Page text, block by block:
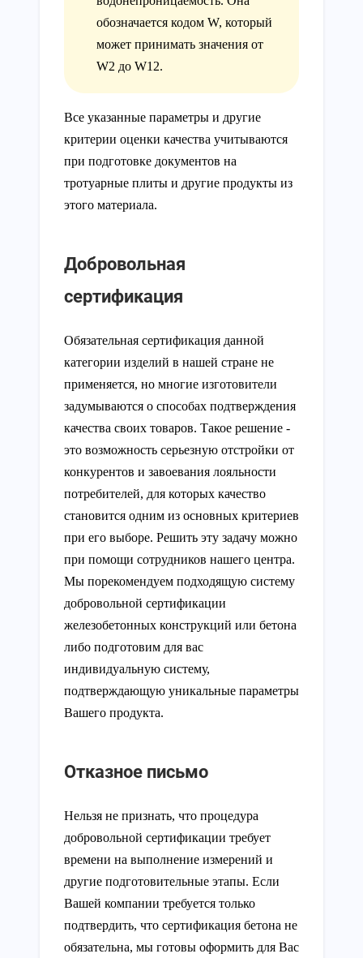
обозначается кодом W, который
может принимать значения от
W2 до W12.
Все указанные параметры и другие
критерии оценки качества учитываются
при подготовке документов на
тротуарные плиты и другие продукты из
этого материала.
Добровольная
сертификация
Обязательная сертификация данной
категории изделий в нашей стране не
применяется, но многие изготовители
задумываются о способах подтверждения
качества своих товаров. Такое решение -
это возможность серьезную отстройки от
конкурентов и завоевания лояльности
потребителей, для которых качество
становится одним из основных критериев
при его выборе. Решить эту задачу можно
при помощи сотрудников нашего центра.
Мы порекомендуем подходящую систему
добровольной сертификации
железобетонных конструкций или бетона
либо подготовим для вас
индивидуальную систему,
подтверждающую уникальные параметры
Вашего продукта.
Отказное письмо
Нельзя не признать, что процедура
добровольной сертификации требует
времени на выполнение измерений и
другие подготовительные этапы. Если
Вашей компании требуется только
подтвердить, что сертификация бетона не
обязательна, мы готовы оформить для Вас